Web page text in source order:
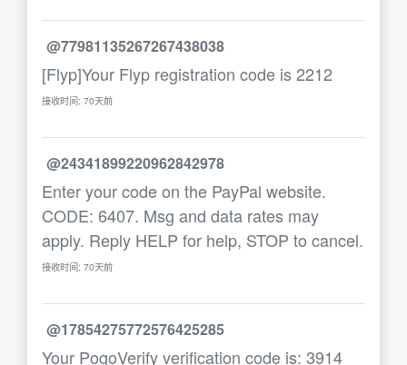
@77981135267267438038
[Flyp]Your Flyp registration code is 2212
接收时间: 70天前
@24341899220962842978
Enter your code on the PayPal website.
CODE: 6407. Msg and data rates may
apply. Reply HELP for help, STOP to cancel.
接收时间: 70天前
@17854275772576425285
Your PogoVerify verification code is: 3914